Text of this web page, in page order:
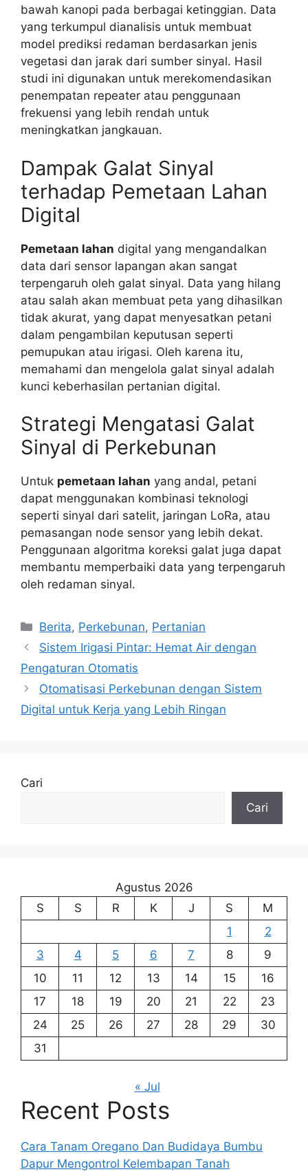
bawah kanopi pada berbagai ketinggian. Data
yang terkumpul dianalisis untuk membuat
model prediksi redaman berdasarkan jenis
vegetasi dan jarak dari sumber sinyal. Hasil
studi ini digunakan untuk merekomendasikan
penempatan repeater atau penggunaan
frekuensi yang lebih rendah untuk
meningkatkan jangkauan.
Dampak Galat Sinyal
terhadap Pemetaan Lahan
Digital
Pemetaan lahan digital yang mengandalkan
data dari sensor lapangan akan sangat
terpengaruh oleh galat sinyal. Data yang hilang
atau salah akan membuat peta yang dihasilkan
tidak akurat, yang dapat menyesatkan petani
dalam pengambilan keputusan seperti
pemupukan atau irigasi. Oleh karena itu,
memahami dan mengelola galat sinyal adalah
kunci keberhasilan pertanian digital.
Strategi Mengatasi Galat
Sinyal di Perkebunan
Untuk pemetaan lahan yang andal, petani
dapat menggunakan kombinasi teknologi
seperti sinyal dari satelit, jaringan LoRa, atau
pemasangan node sensor yang lebih dekat.
Penggunaan algoritma koreksi galat juga dapat
membantu memperbaiki data yang terpengaruh
oleh redaman sinyal.
Kategori
Berita, Perkebunan, Pertanian
Sistem Irigasi Pintar: Hemat Air dengan
Pengaturan Otomatis
Otomatisasi Perkebunan dengan Sistem
Digital untuk Kerja yang Lebih Ringan
Cari
Cari
Agustus 2026
S
S R K J S
M
1
2
3
4 5 6 7 8
9
10
11 12 13 14 15
16
17
18 19 20 21 22
23
24
25 26 27 28 29
30
31
« Jul
Recent Posts
Cara Tanam Oregano Dan Budidaya Bumbu
Dapur Mengontrol Kelembapan Tanah